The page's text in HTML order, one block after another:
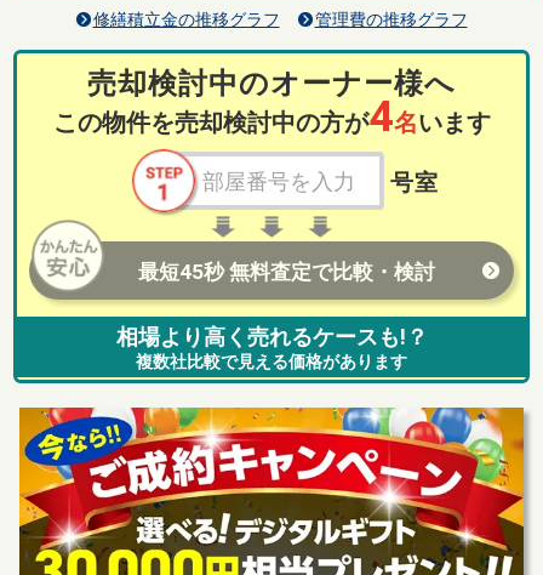
修繕積立金の推移グラフ 管理費の推移グラフ
売却検討中のオーナー様へ
この物件を売却検討中の方が4名います
号室
最短45秒 無料査定で比較・検討
相場より高く売れるケースも!？
複数社比較で見える価格があります